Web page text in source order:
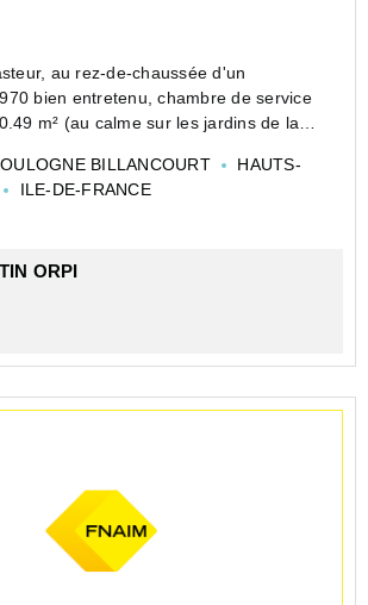
au rez-de-chaussée d'un
bien entretenu, chambre de service
m² (au calme sur les jardins de la
d'acquérir une deuxième...
BILLANCOURT
HAUTS-
ILE-DE-FRANCE
ORPI
l'agence